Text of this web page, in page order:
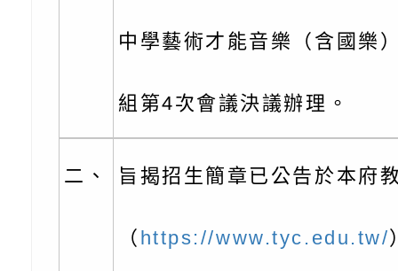
份及道安宣導影像素
設置防災(颱)專區」
信誼基金會於6／27
0-8歲抗過敏照護指
童過敏免疫專家 林
字稿及LCD託播影片
檢送桃園市政府家庭
「小桃家6月課程資
坊」、「幸福婚姻系
檢送桃園市政府LED
立蘆葦啟智中心辦理
有關桃園市桃園區西
中學藝術才能音樂（含國樂
組第4次會議決議辦理。
二、 旨揭招生簡章已公告於本府
（ https://www.tyc.edu.tw/